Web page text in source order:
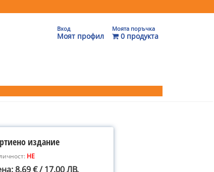
Вход
Моят профил
Моята поръчка
0 продукта
издание
НЕ
8.69 € / 17.00 ЛВ.